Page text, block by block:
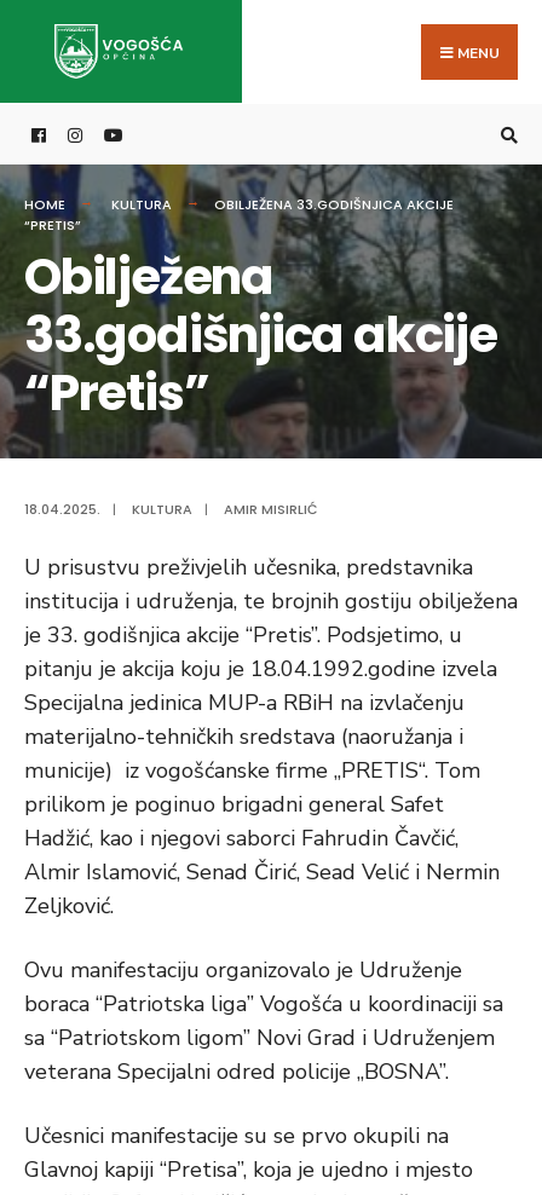
MENU
HOME KULTURA
OBILJEŽENA 33.GODIŠNJICA AKCIJE
“PRETIS”
Obilježena
33.godišnjica akcije
“Pretis”
18.04.2025. | KULTURA | AMIR MISIRLIĆ
U prisustvu preživjelih učesnika, predstavnika
institucija i udruženja, te brojnih gostiju obilježena
je 33. godišnjica akcije “Pretis”. Podsjetimo, u
pitanju je akcija koju je 18.04.1992.godine izvela
Specijalna jedinica MUP-a RBiH na izvlačenju
materijalno-tehničkih sredstava (naoružanja i
municije) iz vogošćanske firme „PRETIS“. Tom
prilikom je poginuo brigadni general Safet
Hadžić, kao i njegovi saborci Fahrudin Čavčić,
Almir Islamović, Senad Čirić, Sead Velić i Nermin
Zeljković.
Ovu manifestaciju organizovalo je Udruženje
boraca “Patriotska liga” Vogošća u koordinaciji sa
sa “Patriotskom ligom” Novi Grad i Udruženjem
veterana Specijalni odred policije „BOSNA”.
Učesnici manifestacije su se prvo okupili na
Glavnoj kapiji “Pretisa”, koja je ujedno i mjesto
for: